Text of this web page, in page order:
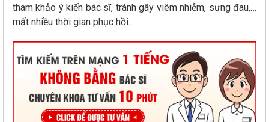
tham khảo ý kiến bác sĩ, tránh gây viêm nhiễm, sưng đau,…
mất nhiều thời gian phục hồi.